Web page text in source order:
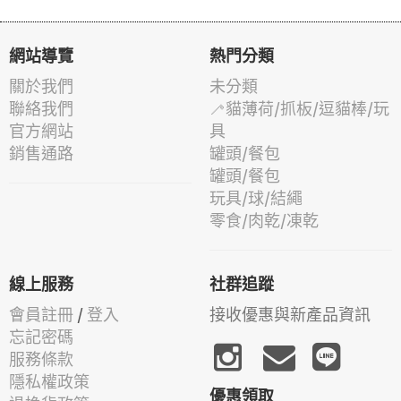
網站導覽
關於我們
聯絡我們
官方網站
銷售通路
熱門分類
未分類
🦯貓薄荷/抓板/逗貓棒/玩
具
罐頭/餐包
罐頭/餐包
玩具/球/結繩
零食/肉乾/凍乾
線上服務
會員註冊 / 登入
忘記密碼
服務條款
隱私權政策
社群追蹤
接收優惠與新產品資訊
優惠領取